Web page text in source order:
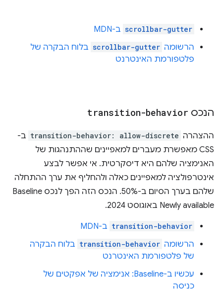
scrollbar-gutter ב-MDN
הרשומה scrollbar-gutter בלוח הבקרה של
פלטפורמת האינטרנט
הנכס transition-behavior
ההצהרה transition-behavior: allow-discrete ב-
CSS מאפשרת מעברים למאפיינים שההתנהגות של
האנימציה שלהם היא דיסקרטית. אי אפשר לבצע
אינטרפולציה למאפיינים כאלה ולהחליף את ערך ההתחלה
שלהם בערך הסיום ב-50%. הנכס הזה הפך לנכס Baseline
Newly available באוגוסט 2024.
transition-behavior ב-MDN
הרשומה transition-behavior בלוח הבקרה
של פלטפורמת האינטרנט
עכשיו ב-Baseline: אנימציה של אפקטים של
כניסה